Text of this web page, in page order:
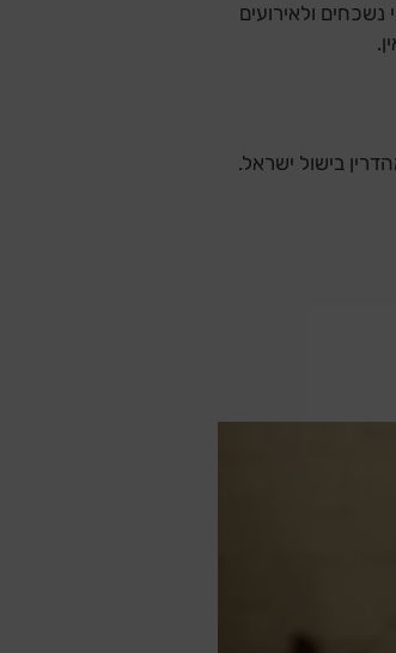
ולאירועים
בישול ישראל.